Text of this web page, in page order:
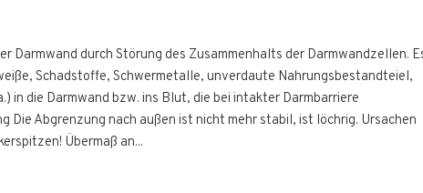
Darmwand durch Störung des Zusammenhalts der Darmwandzellen.
Schadstoffe, Schwermetalle, unverdaute Nahrungsbestandteiel,
in die Darmwand bzw. ins Blut, die bei intakter Darmbarriere
Die Abgrenzung nach außen ist nicht mehr stabil, ist löchrig. Ursachen
Übermaß an...